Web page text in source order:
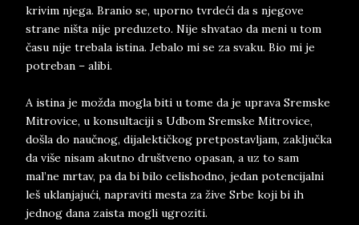
krivim njega. Branio se, uporno tvrdeći da s njegove
strane ništa nije preduzeto. Nije shvatao da meni u tom
času nije trebala istina. Jebalo mi se za svaku. Bio mi je
potreban – alibi.
A istina je možda mogla biti u tome da je uprava Sremske
Mitrovice, u konsultaciji s Udbom Sremske Mitrovice,
došla do naučnog, dijalektičkog pretpostavljam, zaključka
da više nisam akutno društveno opasan, a uz to sam
mal’ne mrtav, pa da bi bilo celishodno, jedan potencijalni
leš uklanjajući, napraviti mesta za žive Srbe koji bi ih
jednog dana zaista mogli ugroziti.